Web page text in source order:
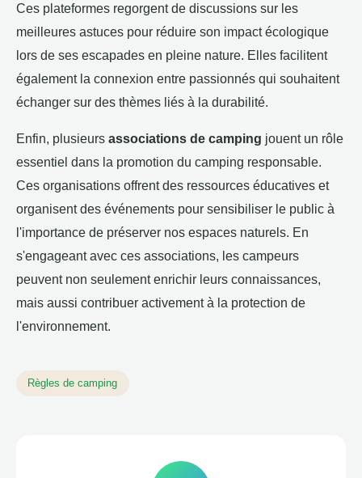
Ces plateformes regorgent de discussions sur les
meilleures astuces pour réduire son impact écologique
lors de ses escapades en pleine nature. Elles facilitent
également la connexion entre passionnés qui souhaitent
échanger sur des thèmes liés à la durabilité.
Enfin, plusieurs associations de camping jouent un rôle
essentiel dans la promotion du camping responsable.
Ces organisations offrent des ressources éducatives et
organisent des événements pour sensibiliser le public à
l'importance de préserver nos espaces naturels. En
s'engageant avec ces associations, les campeurs
peuvent non seulement enrichir leurs connaissances,
mais aussi contribuer activement à la protection de
l'environnement.
Règles de camping